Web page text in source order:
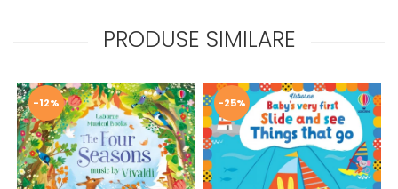
PRODUSE SIMILARE
-12% -25%